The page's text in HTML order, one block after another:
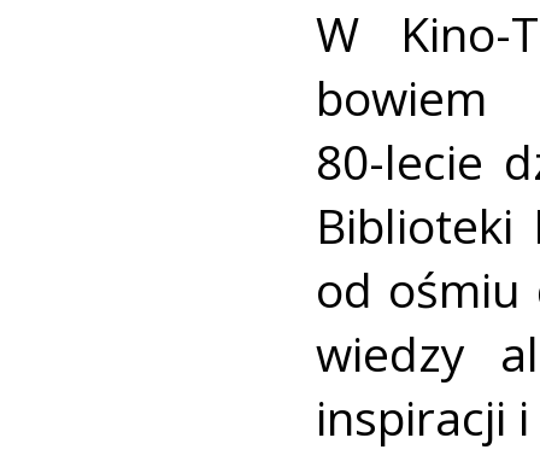
W Kino-
bowiem
80-lecie
Biblioteki
od ośmiu
wiedzy
inspiracji